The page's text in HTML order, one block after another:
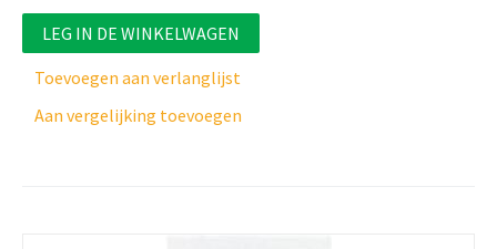
LEG IN DE WINKELWAGEN
Toevoegen aan verlanglijst
Aan vergelijking toevoegen